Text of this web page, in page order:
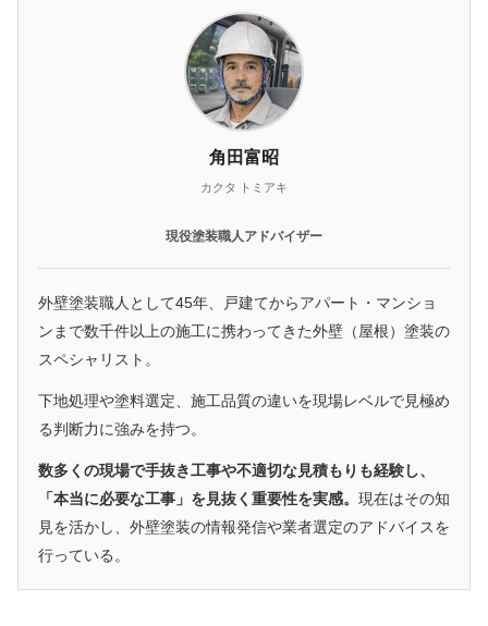
角田富昭
カクタ トミアキ
現役塗装職人アドバイザー
外壁塗装職人として45年、戸建てからアパート・マンショ
ンまで数千件以上の施工に携わってきた外壁（屋根）塗装の
スペシャリスト。
下地処理や塗料選定、施工品質の違いを現場レベルで見極め
る判断力に強みを持つ。
数多くの現場で手抜き工事や不適切な見積もりも経験し、
「本当に必要な工事」を見抜く重要性を実感。 現在はその知
見を活かし、外壁塗装の情報発信や業者選定のアドバイスを
行っている。